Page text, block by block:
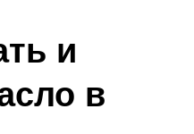
и
в